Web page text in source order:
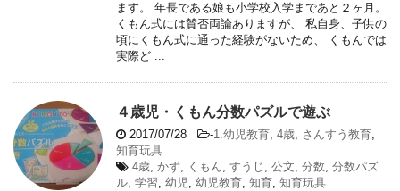
ます。 年長である娘も小学校入学まであと２ヶ月。
くもん式には賛否両論ありますが、 私自身、子供の
頃にくもん式に通った経験がないため、 くもんでは
実際ど ...
４歳児・くもん分数パズルで遊ぶ
2017/07/28 -1.幼児教育, 4歳, さんすう教育,
知育玩具
4歳, かず, くもん, すうじ , 公文, 分数, 分数パズ
ル, 学習, 幼児, 幼児教育, 知育, 知育玩具